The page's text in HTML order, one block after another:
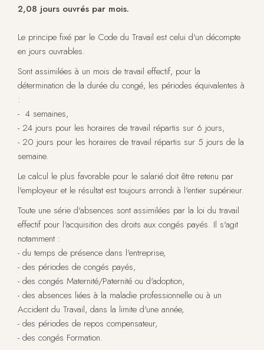
2,08 jours ouvrés par mois.
Le principe fixé par le Code du Travail est celui d'un décompte
en jours ouvrables.
Sont assimilées à un mois de travail effectif, pour la
détermination de la durée du congé, les périodes équivalentes à
:
- 4 semaines,
- 24 jours pour les horaires de travail répartis sur 6 jours,
- 20 jours pour les horaires de travail répartis sur 5 jours de la
semaine.
Le calcul le plus favorable pour le salarié doit être retenu par
l'employeur et le résultat est toujours arrondi à l'entier supérieur.
Toute une série d'absences sont assimilées par la loi du travail
effectif pour l'acquisition des droits aux congés payés. Il s'agit
notamment :
- du temps de présence dans l'entreprise,
- des périodes de congés payés,
- des congés Maternité/Paternité ou d'adoption,
- des absences liées à la maladie professionnelle ou à un
Accident du Travail, dans la limite d'une année,
- des périodes de repos compensateur,
- des congés Formation.